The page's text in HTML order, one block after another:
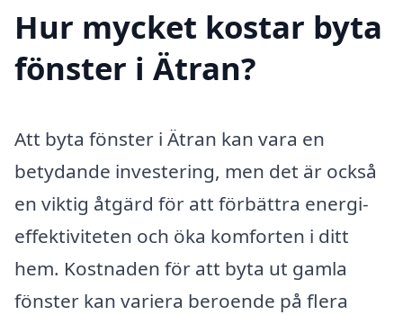
Hur mycket kostar byta
fönster i Ätran?
Att byta fönster i Ätran kan vara en
betydande investering, men det är också
en viktig åtgärd för att förbättra energi-
effektiviteten och öka komforten i ditt
hem. Kostnaden för att byta ut gamla
fönster kan variera beroende på flera